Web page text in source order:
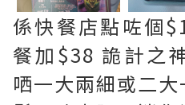
係快餐店點咗個
餐加$38 詭計之
哂一大兩細或二